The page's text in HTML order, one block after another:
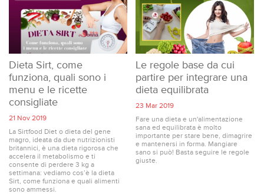
SAPORI
Dieta Sirt, come
funziona, quali sono i
menu e le ricette
consigliate
21 Nov 2019
La Sirtfood Diet o dieta del gene
magro, ideata da due nutrizionisti
britannici, è una dieta rigorosa che
accelera il metabolismo e ti
consente di perdere 3 kg a
settimana: vediamo cos’è la dieta
Sirt, come funziona e quali alimenti
sono ammessi.
Le regole base da cui
partire per integrare una
dieta equilibrata
23 Mar 2019
Fare una dieta e un'alimentazione
sana ed equilibrata è molto
importante per stare bene, dimagrire
e mantenersi in forma. Mangiare
sano si può! Basta seguire le regole
giuste.